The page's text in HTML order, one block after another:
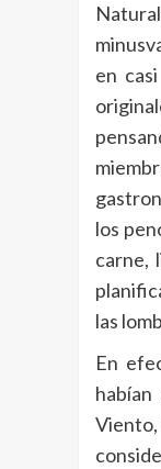
en
los
carne,
las
En
Viento,